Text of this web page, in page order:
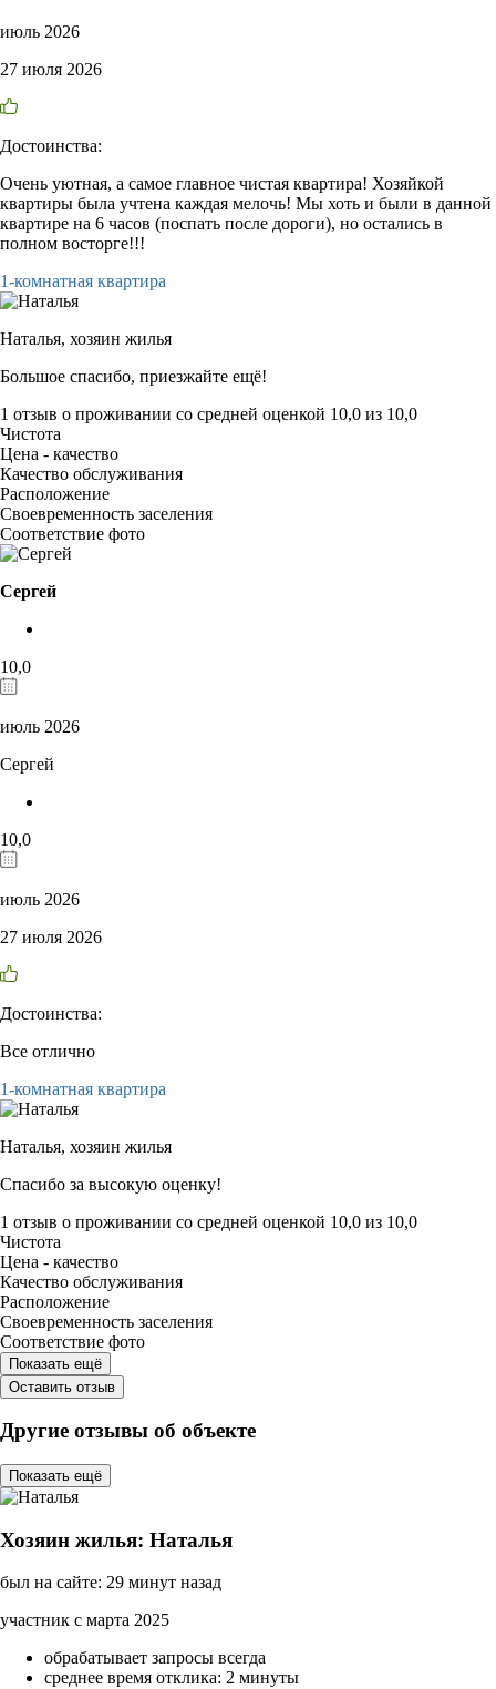
июль 2026
27 июля 2026
Достоинства:
Очень уютная, а самое главное чистая квартира! Хозяйкой
квартиры была учтена каждая мелочь! Мы хоть и были в данной
квартире на 6 часов (поспать после дороги), но остались в
полном восторге!!!
1-комнатная квартира
Наталья, хозяин жилья
Большое спасибо, приезжайте ещё!
1 отзыв о проживании со средней оценкой 10,0 из 10,0
Чистота
Цена - качество
Качество обслуживания
Расположение
Своевременность заселения
Соответствие фото
Сергей
10,0
июль 2026
Сергей
10,0
июль 2026
27 июля 2026
Достоинства:
Все отлично
1-комнатная квартира
Наталья, хозяин жилья
Спасибо за высокую оценку!
1 отзыв о проживании со средней оценкой 10,0 из 10,0
Чистота
Цена - качество
Качество обслуживания
Расположение
Своевременность заселения
Соответствие фото
Показать ещё
Оставить отзыв
Другие отзывы об объекте
Показать ещё
Хозяин жилья: Наталья
был на сайте: 29 минут назад
участник с марта 2025
обрабатывает запросы всегда
среднее время отклика: 2 минуты